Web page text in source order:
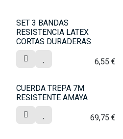
SET 3 BANDAS
RESISTENCIA LATEX
CORTAS DURADERAS
6,55 €
CUERDA TREPA 7M
RESISTENTE AMAYA
69,75 €